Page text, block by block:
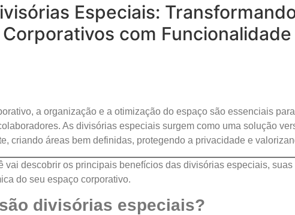
Especiais:
Corporativos com Funcionalidade
a organização e a otimização do espaço são essenciais
As divisórias especiais surgem como uma solução
criando áreas bem definidas, protegendo a privacidade e
vai descobrir os principais benefícios das divisórias especiais,
do seu espaço corporativo.
divisórias especiais?